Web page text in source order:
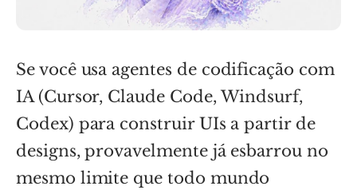
Se você usa agentes de codificação com
IA (Cursor, Claude Code, Windsurf,
Codex) para construir UIs a partir de
designs, provavelmente já esbarrou no
mesmo limite que todo mundo